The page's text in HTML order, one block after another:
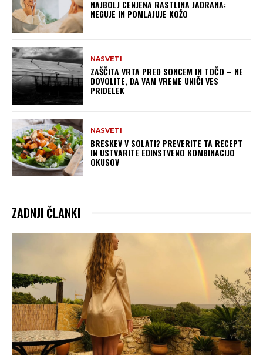
NAJBOLJ CENJENA RASTLINA JADRANA:
NEGUJE IN POMLAJUJE KOŽO
NASVETI
ZAŠČITA VRTA PRED SONCEM IN TOČO – NE
DOVOLITE, DA VAM VREME UNIČI VES
PRIDELEK
NASVETI
BRESKEV V SOLATI? PREVERITE TA RECEPT
IN USTVARITE EDINSTVENO KOMBINACIJO
OKUSOV
ZADNJI ČLANKI